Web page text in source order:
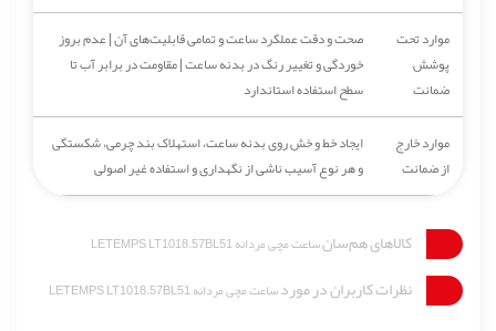
موارد تحت
پوشش
ضمانت
صحت و دقت عملکرد ساعت و تمامی قابلیت‌های آن | عدم بروز
خوردگی و تغییر رنگ در بدنه ساعت | مقاومت در برابر آب تا
سطح استفاده استاندارد
موارد خارج
از ضمانت
ایجاد خط و خش روی بدنه ساعت، استهلاک بند چرمی، شکستگی
و هر نوع آسیب ناشی از نگهداری و استفاده غیر اصولی
کالاهای هم‌سانساعت مچی مردانه LETEMPS LT1018.57BL51
نظرات کاربران در موردساعت مچی مردانه LETEMPS LT1018.57BL51